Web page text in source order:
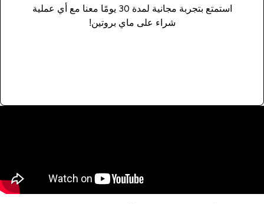
استمتع بتجربة مجانية لمدة 30 يومًا معنا مع أي عملية
شراء على ماي بروتين!